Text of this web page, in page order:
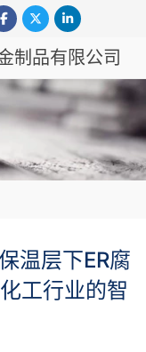
制品有限公司
温层下ER腐
工行业的智